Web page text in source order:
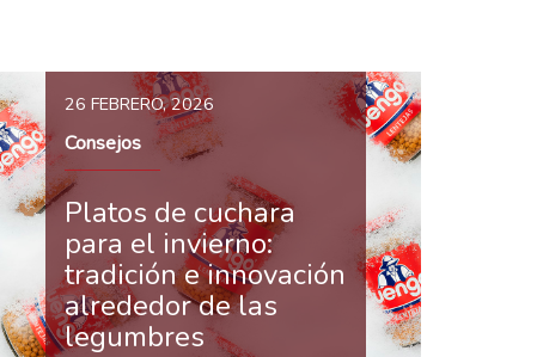
26 FEBRERO, 2026
Consejos
Platos de cuchara
para el invierno:
tradición e innovación
alrededor de las
legumbres